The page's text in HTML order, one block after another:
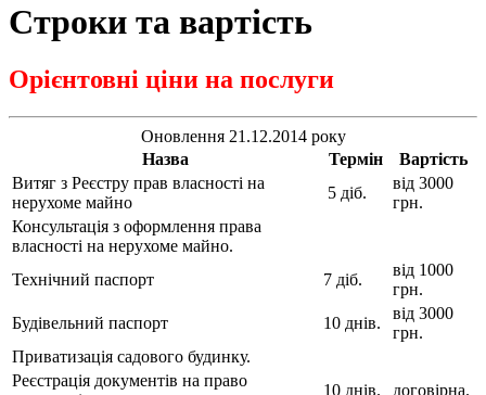
Строки та вартість
Орієнтовні ціни на послуги
Оновлення 21.12.2014 року
Назва
Термін
Вартість
Витяг з Реєстру прав власності на
нерухоме майно
5 діб.
від 3000
грн.
Консультація з оформлення права
власності на нерухоме майно.
Технічний паспорт
7 діб.
від 1000
грн.
Будівельний паспорт
10 днів.
від 3000
грн.
Приватизація садового будинку.
Реєстрація документів на право
10 днів. договірна.